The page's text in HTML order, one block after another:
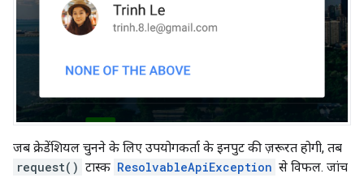
जब क्रेडेंशियल चुनने के लिए उपयोगकर्ता के इनपुट की ज़रूरत होगी, तब
request() टास्क ResolvableApiException से विफल. जांच